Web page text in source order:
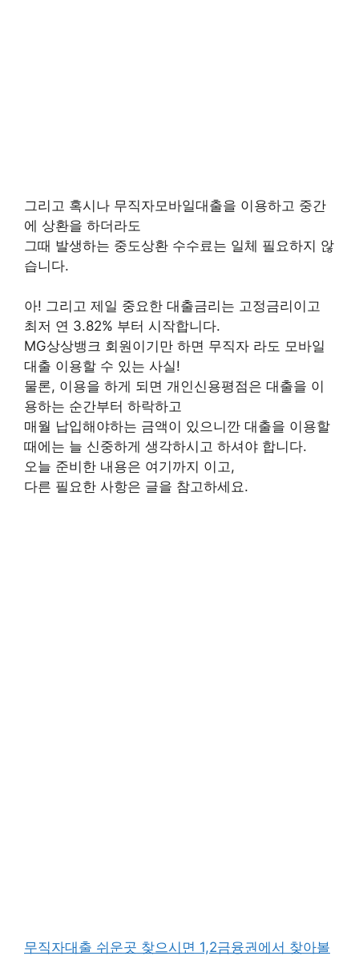
그리고 혹시나 무직자모바일대출을 이용하고 중간
에 상환을 하더라도
그때 발생하는 중도상환 수수료는 일체 필요하지 않
습니다.
아! 그리고 제일 중요한 대출금리는 고정금리이고
최저 연 3.82% 부터 시작합니다.
MG상상뱅크 회원이기만 하면 무직자 라도 모바일
대출 이용할 수 있는 사실!
물론, 이용을 하게 되면 개인신용평점은 대출을 이
용하는 순간부터 하락하고
매월 납입해야하는 금액이 있으니깐 대출을 이용할
때에는 늘 신중하게 생각하시고 하셔야 합니다.
오늘 준비한 내용은 여기까지 이고,
다른 필요한 사항은 글을 참고하세요.
무직자대출 쉬운곳 찾으시면 1,2금융권에서 찾아볼